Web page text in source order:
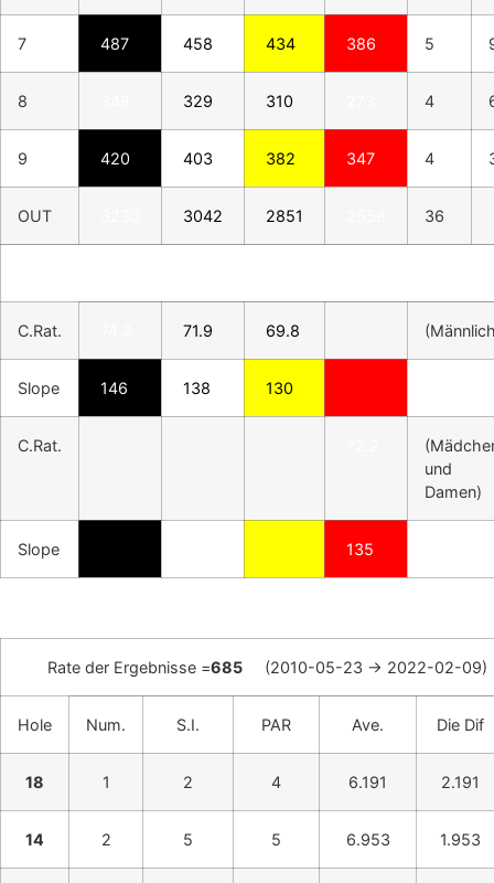
7 487 458 434 386 5
8 329 310 4
9 420 403 382 347 4
OUT 3042 2851 36
C.Rat. 71.9 69.8
Slope 146 138 130
C.Rat.
und
Damen)
Slope 135
Rate der Ergebnisse =685 (2010-05-23 -> 2022-02-09)
Hole Num. S.I. PAR Ave. Die Dif
18 1 2 4 6.191 2.191
14 2 5 5 6.953 1.953